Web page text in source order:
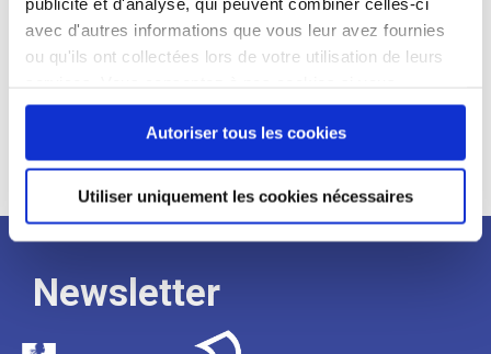
avec d'autres informations que vous leur avez fournies
ou qu'ils ont collectées lors de votre utilisation de leurs
continuez à utiliser notre site Web.
Autoriser tous les cookies
Utiliser uniquement les cookies nécessaires
Processus
de
recrutement
Newsletter